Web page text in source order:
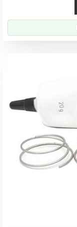
variantes.
Las
pueden
elegir